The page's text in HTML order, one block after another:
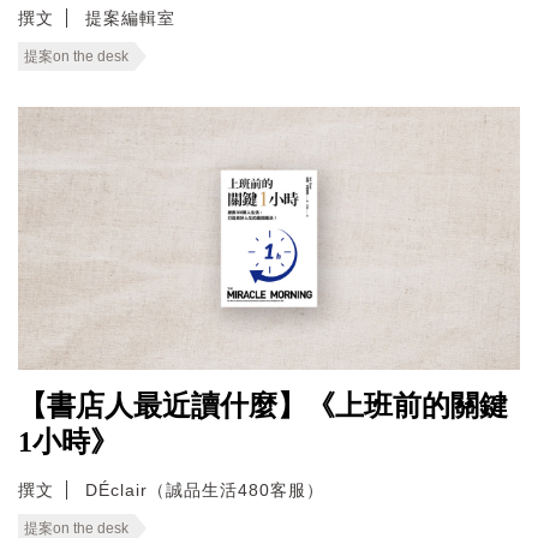
撰文 提案編輯室
提案on the desk
【書店人最近讀什麼】《上班前的關鍵
1小時》
撰文 DÉclair（誠品生活480客服）
提案on the desk